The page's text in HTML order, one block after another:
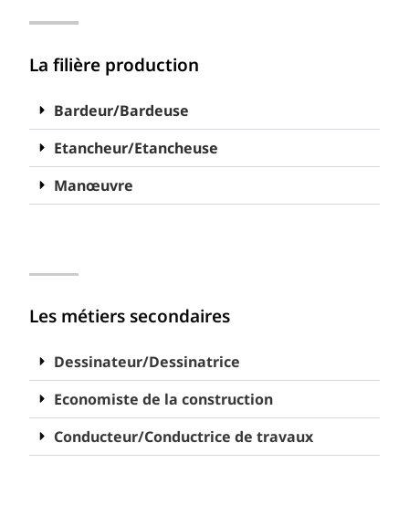
La filière production
Bardeur/Bardeuse
Etancheur/Etancheuse
Manœuvre
Les métiers secondaires
Dessinateur/Dessinatrice
Economiste de la construction
Conducteur/Conductrice de travaux